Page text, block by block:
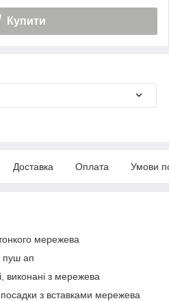
Купити
Доставка Оплата Умови
мережева
пуш ап
виконані з мережева
посадки з вставками мережева